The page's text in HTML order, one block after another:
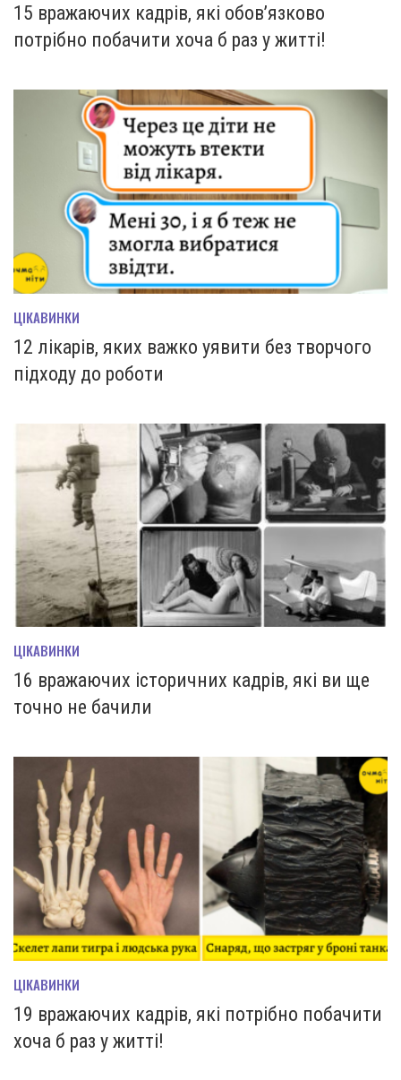
15 вражаючих кадрів, які обов’язково
потрібно побачити хоча б раз у житті!
ЦІКАВИНКИ
12 лікарів, яких важко уявити без творчого
підходу до роботи
ЦІКАВИНКИ
16 вражаючих історичних кадрів, які ви ще
точно не бачили
ЦІКАВИНКИ
19 вражаючих кадрів, які потрібно побачити
хоча б раз у житті!